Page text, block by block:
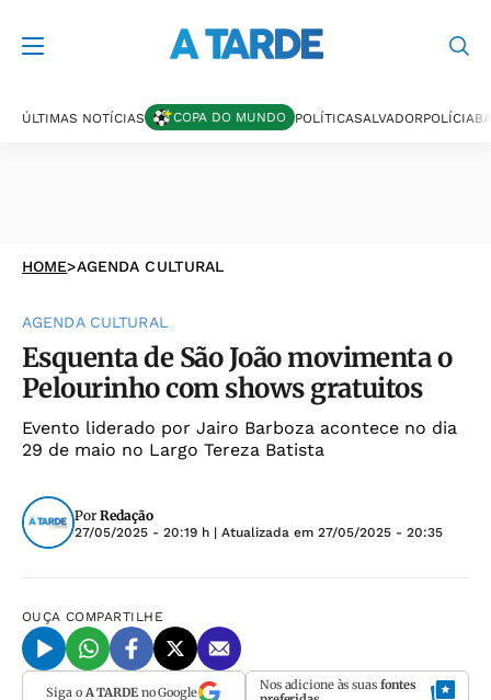
ÚLTIMAS NOTÍCIAS COPA DO MUNDO POLÍTICASALVADORPOLÍCIA
HOME>AGENDA CULTURAL
AGENDA CULTURAL
Esquenta de São João movimenta o
Pelourinho com shows gratuitos
Evento liderado por Jairo Barboza acontece no dia
29 de maio no Largo Tereza Batista
Por Redação
27/05/2025 - 20:19 h | Atualizada em 27/05/2025 - 20:35
OUÇA COMPARTILHE
Siga o A TARDEno Google Nos adicione às suas fontes